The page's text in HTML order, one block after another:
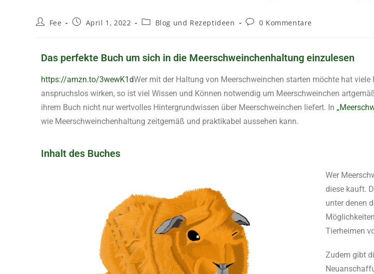
Fee April 1, 2022 Blog und Rezeptideen 0 Kommentare
Das perfekte Buch um sich in die Meerschweinchenhaltung einzulesen
https://amzn.to/3wewK1dWer mit der Haltung von Meerschweinchen starten möchte hat
anspruchslos wirken, so ist viel Wissen und Können notwendig um Meerschweinchen
ihrem Buch nicht nur wertvolles Hintergrundwissen über Meerschweinchen liefert. In
wie Meerschweinchenhaltung zeitgemäß und praktikabel aussehen kann.
Inhalt des Buches
Wer
diese kauft.
unter denen
Tierheimen
Zudem gibt